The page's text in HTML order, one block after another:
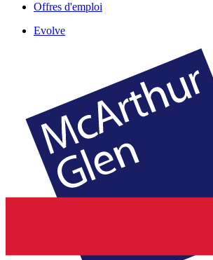
Offres d'emploi
Evolve